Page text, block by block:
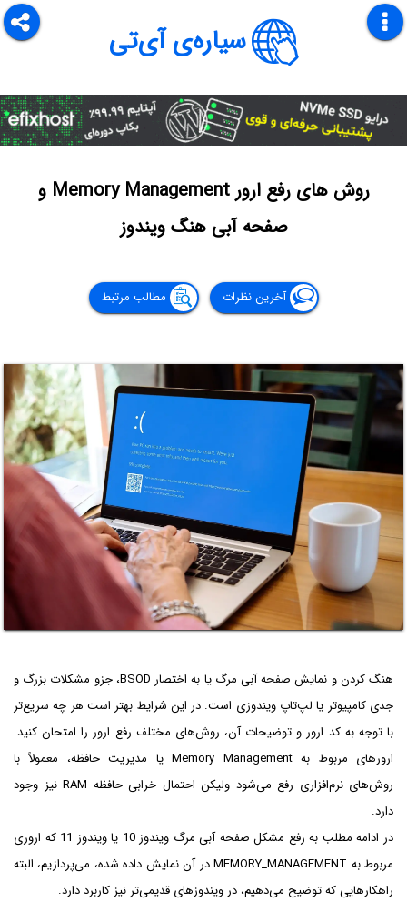
سیاره‌ی آی‌تی
روش های رفع ارور Memory Management و
صفحه آبی هنگ ویندوز
آخرین نظرات مطالب مرتبط
هنگ کردن و نمایش صفحه آبی مرگ یا به اختصار BSOD، جزو مشکلات بزرگ و
جدی کامپیوتر یا لپ‌تاپ ویندوزی است. در این شرایط بهتر است هر چه سریع‌تر
با توجه به کد ارور و توضیحات آن، روش‌های مختلف رفع ارور را امتحان کنید.
ارورهای مربوط به Memory Management یا مدیریت حافظه، معمولاً با
روش‌های نرم‌افزاری رفع می‌شود ولیکن احتمال خرابی حافظه RAM نیز وجود
دارد.
در ادامه مطلب به رفع مشکل صفحه آبی مرگ ویندوز 10 یا ویندوز 11 که اروری
مربوط به MEMORY_MANAGEMENT در آن نمایش داده شده، می‌پردازیم، البته
راهکارهایی که توضیح می‌دهیم، در ویندوزهای قدیمی‌تر نیز کاربرد دارد.